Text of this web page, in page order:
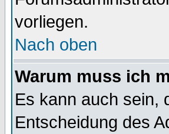
vorliegen.
Nach oben
Warum muss ich
Es kann auch sein,
Entscheidung des